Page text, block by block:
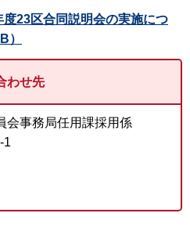
23区合同説明会の実施につ
）
わせ先
会事務局任用課採用係
1